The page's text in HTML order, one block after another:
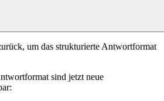
um das strukturierte Antwortformat
sind jetzt neue